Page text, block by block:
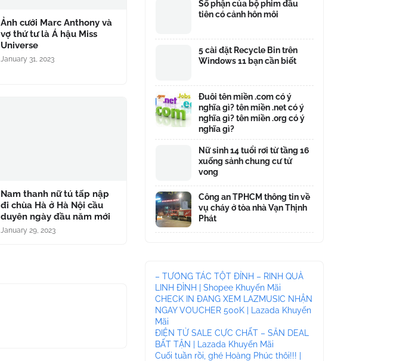
Ảnh cưới Marc Anthony và
vợ thứ tư là Á hậu Miss
Universe
January 31, 2023
Nam thanh nữ tú tấp nập
đi chùa Hà ở Hà Nội cầu
duyên ngày đầu năm mới
January 29, 2023
Số phận của bộ phim đầu
tiên có cảnh hôn môi
5 cài đặt Recycle Bin trên
Windows 11 bạn cần biết
Đuôi tên miền .com có ý
nghĩa gì? tên miền .net có ý
nghĩa gì? tên miền .org có ý
nghĩa gì?
Nữ sinh 14 tuổi rơi từ tầng 16
xuống sảnh chung cư tử
vong
Công an TPHCM thông tin về
vụ cháy ở tòa nhà Vạn Thịnh
Phát
– TƯƠNG TÁC TỘT ĐỈNH – RINH QUÀ
LINH ĐÌNH | Shopee Khuyến Mãi
CHECK IN ĐANG XEM LAZMUSIC NHẬN
NGAY VOUCHER 500K | Lazada Khuyến
Mãi
ĐIỆN TỬ SALE CỰC CHẤT – SĂN DEAL
BẤT TẬN | Lazada Khuyến Mãi
Cuối tuần rồi, ghé Hoàng Phúc thôi!!! |